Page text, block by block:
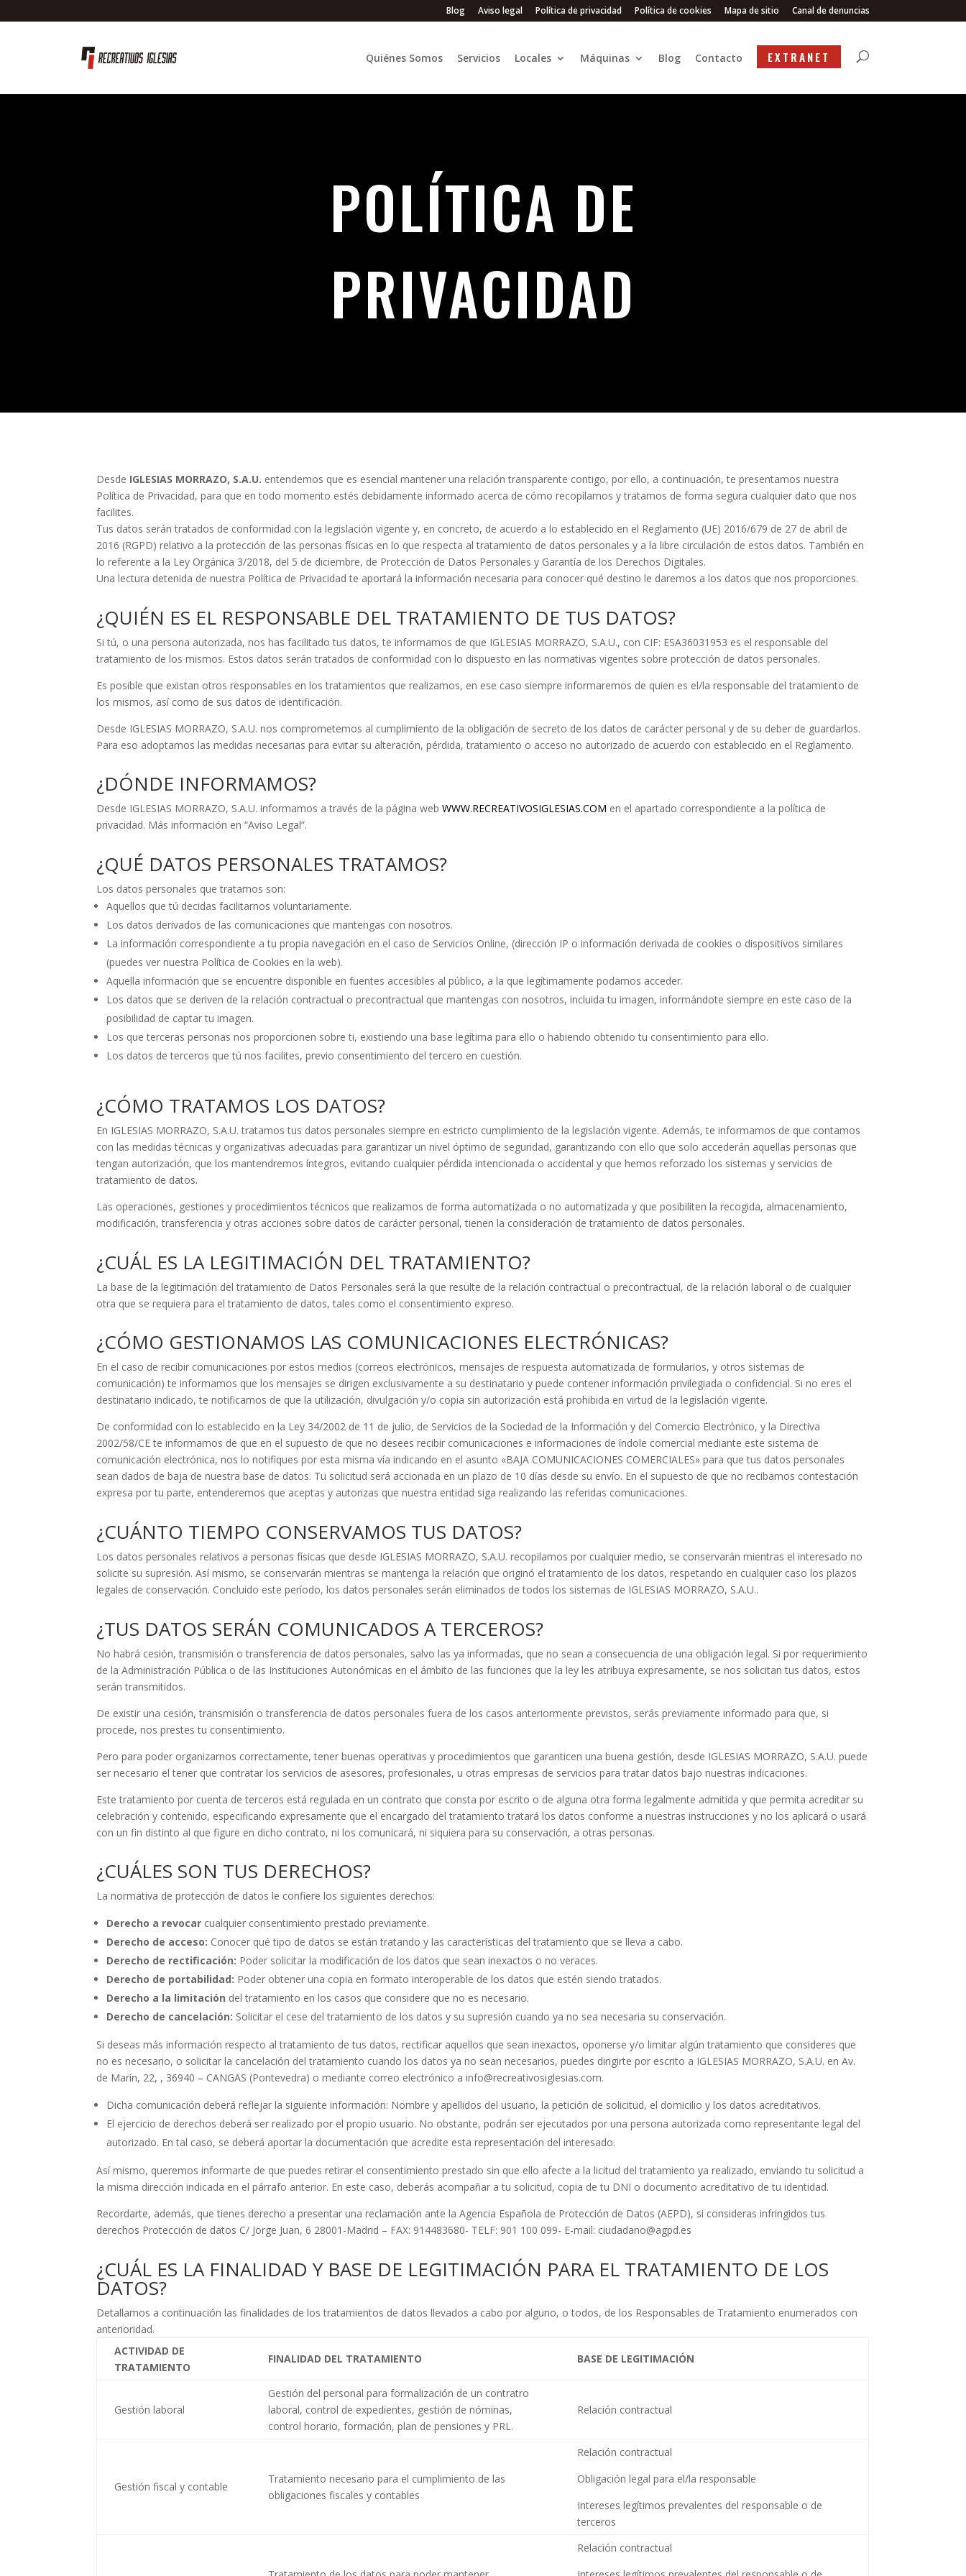
Blog Aviso legal Política de privacidad Política de cookies Mapa de sitio Canal de denuncias
Quiénes Somos Servicios Locales Máquinas Blog Contacto EXTRANET
POLÍTICA DE
PRIVACIDAD
Desde IGLESIAS MORRAZO, S.A.U. entendemos que es esencial mantener una relación transparente contigo, por ello, a continuación, te presentamos nuestra
Política de Privacidad, para que en todo momento estés debidamente informado acerca de cómo recopilamos y tratamos de forma segura cualquier dato que nos
facilites.
Tus datos serán tratados de conformidad con la legislación vigente y, en concreto, de acuerdo a lo establecido en el Reglamento (UE) 2016/679 de 27 de abril de
2016 (RGPD) relativo a la protección de las personas físicas en lo que respecta al tratamiento de datos personales y a la libre circulación de estos datos. También en
lo referente a la Ley Orgánica 3/2018, del 5 de diciembre, de Protección de Datos Personales y Garantía de los Derechos Digitales.
Una lectura detenida de nuestra Política de Privacidad te aportará la información necesaria para conocer qué destino le daremos a los datos que nos proporciones.
¿QUIÉN ES EL RESPONSABLE DEL TRATAMIENTO DE TUS DATOS?
Si tú, o una persona autorizada, nos has facilitado tus datos, te informamos de que IGLESIAS MORRAZO, S.A.U., con CIF: ESA36031953 es el responsable del
tratamiento de los mismos. Estos datos serán tratados de conformidad con lo dispuesto en las normativas vigentes sobre protección de datos personales.
Es posible que existan otros responsables en los tratamientos que realizamos, en ese caso siempre informaremos de quien es el/la responsable del tratamiento de
los mismos, así como de sus datos de identificación.
Desde IGLESIAS MORRAZO, S.A.U. nos comprometemos al cumplimiento de la obligación de secreto de los datos de carácter personal y de su deber de guardarlos.
Para eso adoptamos las medidas necesarias para evitar su alteración, pérdida, tratamiento o acceso no autorizado de acuerdo con establecido en el Reglamento.
¿DÓNDE INFORMAMOS?
Desde IGLESIAS MORRAZO, S.A.U. informamos a través de la página webWWW.RECREATIVOSIGLESIAS.COM en el apartado correspondiente a la política de
privacidad. Más información en “Aviso Legal”.
¿QUÉ DATOS PERSONALES TRATAMOS?
Los datos personales que tratamos son:
Aquellos que tú decidas facilitarnos voluntariamente.
Los datos derivados de las comunicaciones que mantengas con nosotros.
La información correspondiente a tu propia navegación en el caso de Servicios Online, (dirección IP o información derivada de cookies o dispositivos similares
(puedes ver nuestra Política de Cookies en la web).
Aquella información que se encuentre disponible en fuentes accesibles al público, a la que legítimamente podamos acceder.
Los datos que se deriven de la relación contractual o precontractual que mantengas con nosotros, incluida tu imagen, informándote siempre en este caso de la
posibilidad de captar tu imagen.
Los que terceras personas nos proporcionen sobre ti, existiendo una base legítima para ello o habiendo obtenido tu consentimiento para ello.
Los datos de terceros que tú nos facilites, previo consentimiento del tercero en cuestión.
¿CÓMO TRATAMOS LOS DATOS?
En IGLESIAS MORRAZO, S.A.U. tratamos tus datos personales siempre en estricto cumplimiento de la legislación vigente. Además, te informamos de que contamos
con las medidas técnicas y organizativas adecuadas para garantizar un nivel óptimo de seguridad, garantizando con ello que solo accederán aquellas personas que
tengan autorización, que los mantendremos íntegros, evitando cualquier pérdida intencionada o accidental y que hemos reforzado los sistemas y servicios de
tratamiento de datos.
Las operaciones, gestiones y procedimientos técnicos que realizamos de forma automatizada o no automatizada y que posibiliten la recogida, almacenamiento,
modificación, transferencia y otras acciones sobre datos de carácter personal, tienen la consideración de tratamiento de datos personales.
¿CUÁL ES LA LEGITIMACIÓN DEL TRATAMIENTO?
La base de la legitimación del tratamiento de Datos Personales será la que resulte de la relación contractual o precontractual, de la relación laboral o de cualquier
otra que se requiera para el tratamiento de datos, tales como el consentimiento expreso.
¿CÓMO GESTIONAMOS LAS COMUNICACIONES ELECTRÓNICAS?
En el caso de recibir comunicaciones por estos medios (correos electrónicos, mensajes de respuesta automatizada de formularios, y otros sistemas de
comunicación) te informamos que los mensajes se dirigen exclusivamente a su destinatario y puede contener información privilegiada o confidencial. Si no eres el
destinatario indicado, te notificamos de que la utilización, divulgación y/o copia sin autorización está prohibida en virtud de la legislación vigente.
De conformidad con lo establecido en la Ley 34/2002 de 11 de julio, de Servicios de la Sociedad de la Información y del Comercio Electrónico, y la Directiva
2002/58/CE te informamos de que en el supuesto de que no desees recibir comunicaciones e informaciones de índole comercial mediante este sistema de
comunicación electrónica, nos lo notifiques por esta misma vía indicando en el asunto «BAJA COMUNICACIONES COMERCIALES» para que tus datos personales
sean dados de baja de nuestra base de datos. Tu solicitud será accionada en un plazo de 10 días desde su envío. En el supuesto de que no recibamos contestación
expresa por tu parte, entenderemos que aceptas y autorizas que nuestra entidad siga realizando las referidas comunicaciones.
¿CUÁNTO TIEMPO CONSERVAMOS TUS DATOS?
Los datos personales relativos a personas físicas que desde IGLESIAS MORRAZO, S.A.U. recopilamos por cualquier medio, se conservarán mientras el interesado no
solicite su supresión. Así mismo, se conservarán mientras se mantenga la relación que originó el tratamiento de los datos, respetando en cualquier caso los plazos
legales de conservación. Concluido este período, los datos personales serán eliminados de todos los sistemas de IGLESIAS MORRAZO, S.A.U..
¿TUS DATOS SERÁN COMUNICADOS A TERCEROS?
No habrá cesión, transmisión o transferencia de datos personales, salvo las ya informadas, que no sean a consecuencia de una obligación legal. Si por requerimiento
de la Administración Pública o de las Instituciones Autonómicas en el ámbito de las funciones que la ley les atribuya expresamente, se nos solicitan tus datos, estos
serán transmitidos.
De existir una cesión, transmisión o transferencia de datos personales fuera de los casos anteriormente previstos, serás previamente informado para que, si
procede, nos prestes tu consentimiento.
Pero para poder organizarnos correctamente, tener buenas operativas y procedimientos que garanticen una buena gestión, desde IGLESIAS MORRAZO, S.A.U. puede
ser necesario el tener que contratar los servicios de asesores, profesionales, u otras empresas de servicios para tratar datos bajo nuestras indicaciones.
Este tratamiento por cuenta de terceros está regulada en un contrato que consta por escrito o de alguna otra forma legalmente admitida y que permita acreditar su
celebración y contenido, especificando expresamente que el encargado del tratamiento tratará los datos conforme a nuestras instrucciones y no los aplicará o usará
con un fin distinto al que figure en dicho contrato, ni los comunicará, ni siquiera para su conservación, a otras personas.
¿CUÁLES SON TUS DERECHOS?
La normativa de protección de datos le confiere los siguientes derechos:
Derecho a revocar cualquier consentimiento prestado previamente.
Derecho de acceso: Conocer qué tipo de datos se están tratando y las características del tratamiento que se lleva a cabo.
Derecho de rectificación: Poder solicitar la modificación de los datos que sean inexactos o no veraces.
Derecho de portabilidad: Poder obtener una copia en formato interoperable de los datos que estén siendo tratados.
Derecho a la limitación del tratamiento en los casos que considere que no es necesario.
Derecho de cancelación: Solicitar el cese del tratamiento de los datos y su supresión cuando ya no sea necesaria su conservación.
Si deseas más información respecto al tratamiento de tus datos, rectificar aquellos que sean inexactos, oponerse y/o limitar algún tratamiento que consideres que
no es necesario, o solicitar la cancelación del tratamiento cuando los datos ya no sean necesarios, puedes dirigirte por escrito a IGLESIAS MORRAZO, S.A.U. en Av.
de Marín, 22, , 36940 – CANGAS (Pontevedra) o mediante correo electrónico a info@recreativosiglesias.com.
Dicha comunicación deberá reflejar la siguiente información: Nombre y apellidos del usuario, la petición de solicitud, el domicilio y los datos acreditativos.
El ejercicio de derechos deberá ser realizado por el propio usuario. No obstante, podrán ser ejecutados por una persona autorizada como representante legal del
autorizado. En tal caso, se deberá aportar la documentación que acredite esta representación del interesado.
Así mismo, queremos informarte de que puedes retirar el consentimiento prestado sin que ello afecte a la licitud del tratamiento ya realizado, enviando tu solicitud a
la misma dirección indicada en el párrafo anterior. En este caso, deberás acompañar a tu solicitud, copia de tu DNI o documento acreditativo de tu identidad.
Recordarte, además, que tienes derecho a presentar una reclamación ante la Agencia Española de Protección de Datos (AEPD), si consideras infringidos tus
derechos Protección de datos C/ Jorge Juan, 6 28001-Madrid – FAX: 914483680- TELF: 901 100 099- E-mail: ciudadano@agpd.es
¿CUÁL ES LA FINALIDAD Y BASE DE LEGITIMACIÓN PARA EL TRATAMIENTO DE LOS
DATOS?
Detallamos a continuación las finalidades de los tratamientos de datos llevados a cabo por alguno, o todos, de los Responsables de Tratamiento enumerados con
anterioridad.
ACTIVIDAD DE
TRATAMIENTO
FINALIDAD DEL TRATAMIENTO BASE DE LEGITIMACIÓN
Gestión laboral
Gestión del personal para formalización de un contratro
laboral, control de expedientes, gestión de nóminas,
control horario, formación, plan de pensiones y PRL.
Relación contractual
Gestión fiscal y contable
Tratamiento necesario para el cumplimiento de las
obligaciones fiscales y contables
Relación contractual
Obligación legal para el/la responsable
Intereses legítimos prevalentes del responsable o de
terceros
Relación contractual